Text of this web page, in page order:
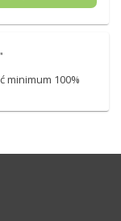
minimum 100%